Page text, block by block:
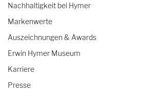
Nachhaltigkeit bei Hymer
Markenwerte
Auszeichnungen & Awards
Erwin Hymer Museum
Karriere
Presse